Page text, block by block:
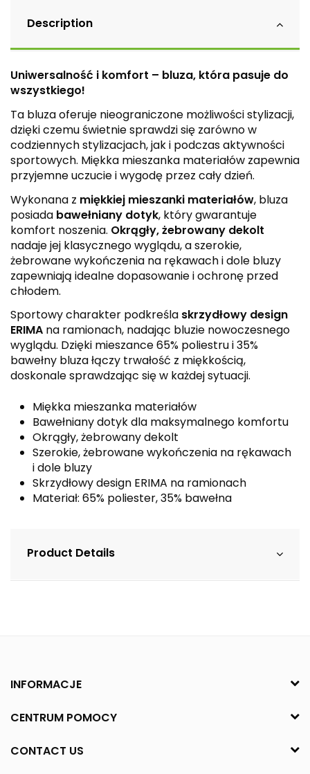
Description
Uniwersalność i komfort – bluza, która pasuje do
wszystkiego!
Ta bluza oferuje nieograniczone możliwości stylizacji,
dzięki czemu świetnie sprawdzi się zarówno w
codziennych stylizacjach, jak i podczas aktywności
sportowych. Miękka mieszanka materiałów zapewnia
przyjemne uczucie i wygodę przez cały dzień.
Wykonana z miękkiej mieszanki materiałów, bluza
posiada bawełniany dotyk, który gwarantuje
komfort noszenia. Okrągły, żebrowany dekolt
nadaje jej klasycznego wyglądu, a szerokie,
żebrowane wykończenia na rękawach i dole bluzy
zapewniają idealne dopasowanie i ochronę przed
chłodem.
Sportowy charakter podkreśla skrzydłowy design
ERIMA na ramionach, nadając bluzie nowoczesnego
wyglądu. Dzięki mieszance 65% poliestru i 35%
bawełny bluza łączy trwałość z miękkością,
doskonale sprawdzając się w każdej sytuacji.
Miękka mieszanka materiałów
Bawełniany dotyk dla maksymalnego komfortu
Okrągły, żebrowany dekolt
Szerokie, żebrowane wykończenia na rękawach
i dole bluzy
Skrzydłowy design ERIMA na ramionach
Materiał: 65% poliester, 35% bawełna
Product Details
INFORMACJE
CENTRUM POMOCY
CONTACT US